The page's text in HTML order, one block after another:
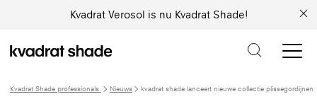
Kvadrat Verosol is nu Kvadrat Shade!
Kvadrat Shade professionals Nieuws kvadrat shade lanceert nieuwe collectie plissegordijnen